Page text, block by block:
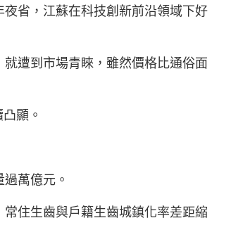
省，江蘇在科技創新前沿領域下好
遭到市場青睞，雖然價格比通俗面
顯。
萬億元。
住生齒與戶籍生齒城鎮化率差距縮